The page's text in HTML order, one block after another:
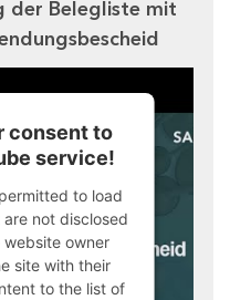
der Belegliste mit
consent to
service!
to load
not disclosed
owner
site with their
to the list of